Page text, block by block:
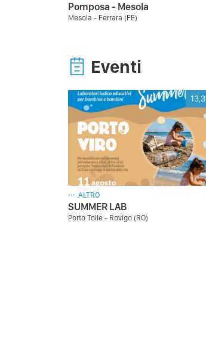
Pomposa - Mesola
Mesola - Ferrara (FE)
Eventi
13,3
ALTRO
SUMMER LAB
Porto Tolle - Rovigo (RO)